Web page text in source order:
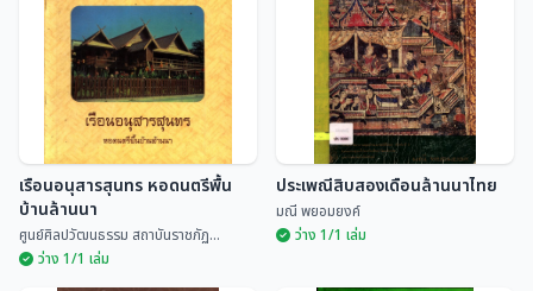
อนุกูล ศิริพันธุ์
ระดับจังหวัด ประจำปี 2535
ศูนย์ศิลปวัฒนธรรม สถ...
เรือนอนุสารสุนทร หอดนตรีพื้น
บ้านล้านนา
ศูนย์ศิลปวัฒนธรรม สถาบันราชภัฏ...
ว่าง 1/1 เล่ม
ประเพณีสิบสองเดือนล้านนาไทย
มณี พยอมยงค์
ว่าง 1/1 เล่ม